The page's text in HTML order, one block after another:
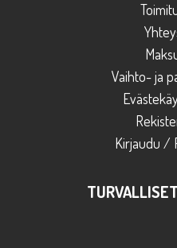
Vaihto- ja
Kirjaudu /